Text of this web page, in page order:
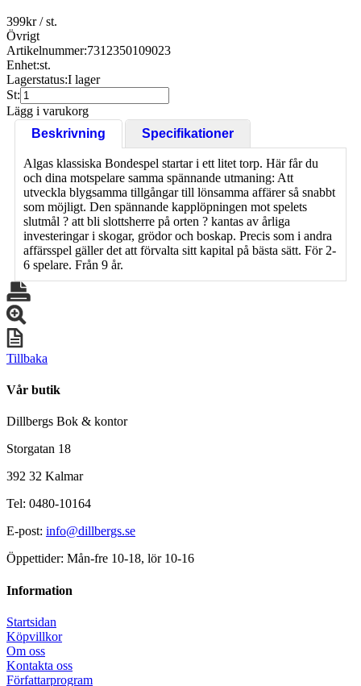
399kr/ st.
Övrigt
Artikelnummer:7312350109023
Enhet:st.
Lagerstatus:I lager
St:
Lägg i varukorg
Beskrivning
Specifikationer
Algas klassiska Bondespel startar i ett litet torp. Här får du
och dina motspelare samma spännande utmaning: Att
utveckla blygsamma tillgångar till lönsamma affärer så snabbt
som möjligt. Den spännande kapplöpningen mot spelets
slutmål ? att bli slottsherre på orten ? kantas av årliga
investeringar i skogar, grödor och boskap. Precis som i andra
affärsspel gäller det att förvalta sitt kapital på bästa sätt. För 2-
6 spelare. Från 9 år.
Tillbaka
Vår butik
Dillbergs Bok & kontor
Storgatan 18
392 32 Kalmar
Tel: 0480-10164
E-post: info@dillbergs.se
Öppettider: Mån-fre 10-18, lör 10-16
Information
Startsidan
Köpvillkor
Om oss
Kontakta oss
Författarprogram